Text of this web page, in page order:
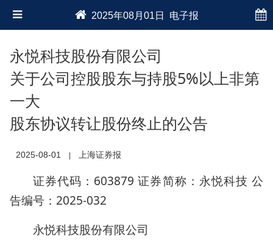
2025年08月01日 电子报
永悦科技股份有限公司
关于公司控股股东与持股5%以上非第
一大
股东协议转让股份终止的公告
2025-08-01 上海证券报
证券代码：603879 证券简称：永悦科技 公
告编号：2025-032
永悦科技股份有限公司